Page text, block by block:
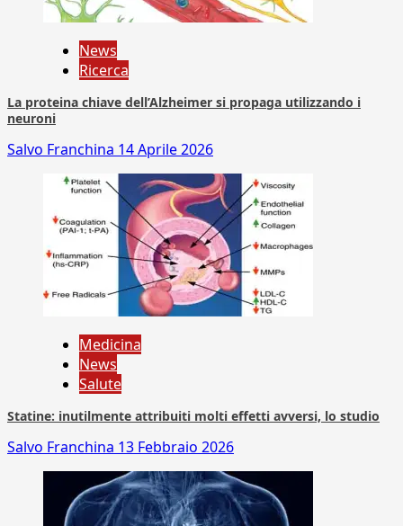
News
Ricerca
La proteina chiave dell’Alzheimer si propaga utilizzando i
neuroni
Salvo Franchina 14 Aprile 2026
Medicina
News
Salute
Statine: inutilmente attribuiti molti effetti avversi, lo studio
Salvo Franchina 13 Febbraio 2026